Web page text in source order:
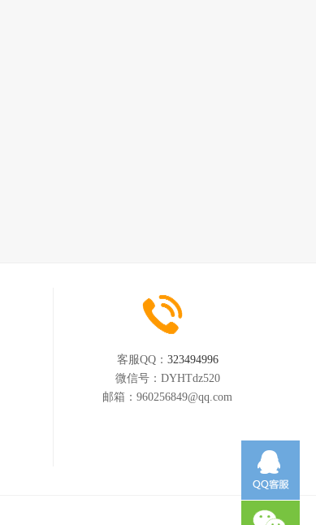
客服QQ： 323494996
微信号： DYHTdz520
邮箱： 960256849@qq.com